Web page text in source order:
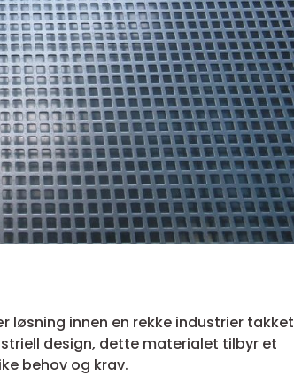
innen en rekke industrier takket
design, dette materialet tilbyr et
behov og krav.